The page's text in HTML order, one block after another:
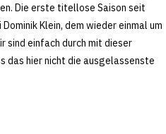
Die erste titellose Saison seit
Klein, dem wieder einmal um
sind einfach durch mit dieser
das hier nicht die ausgelassenste